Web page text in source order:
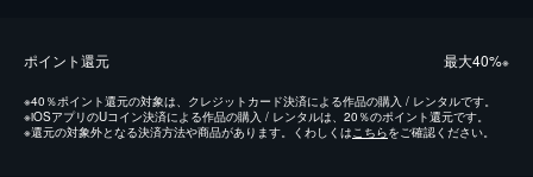
ポイント還元 最⼤40%※
※40％ポイント還元の対象は、クレジットカード決済による作品の購入 / レンタルです。
※iOSアプリのUコイン決済による作品の購入 / レンタルは、20％のポイント還元です。
※還元の対象外となる決済方法や商品があります。くわしくはこちらをご確認ください。